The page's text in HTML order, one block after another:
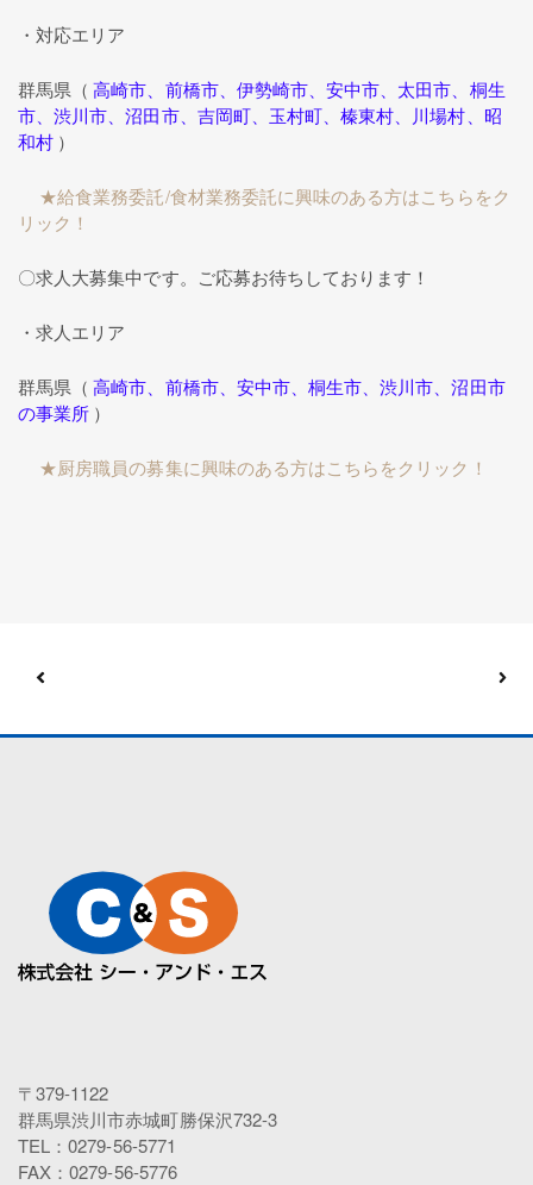
・対応エリア
群馬県（ 高崎市、前橋市、伊勢崎市、安中市、太田市、桐生
市、渋川市、沼田市、吉岡町、玉村町、榛東村、川場村、昭
和村 ）
★給食業務委託/食材業務委託に興味のある方はこちらをク
リック！
〇求人大募集中です。ご応募お待ちしております！
・求人エリア
群馬県（ 高崎市、前橋市、安中市、桐生市、渋川市、沼田市
の事業所 ）
★厨房職員の募集に興味のある方はこちらをクリック！
〒379-1122
群馬県渋川市赤城町勝保沢732-3
TEL：0279-56-5771
FAX：0279-56-5776